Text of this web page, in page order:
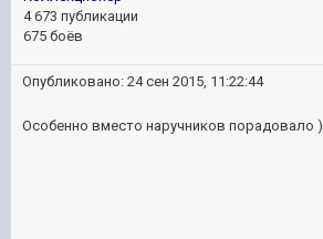
4 673 публикации
675 боёв
Опубликовано: 24 сен 2015, 11:22:44
Особенно вместо наручников порадовало )